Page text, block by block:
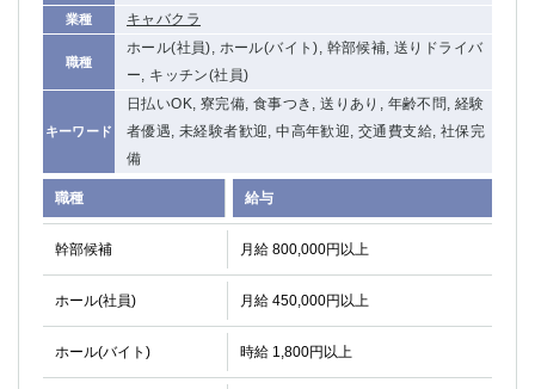
業種 キャバクラ
職種
ホール(社員), ホール(バイト), 幹部候補, 送りドライバ
ー, キッチン(社員)
キーワード
日払いOK, 寮完備, 食事つき, 送りあり, 年齢不問, 経験
者優遇, 未経験者歓迎, 中高年歓迎, 交通費支給, 社保完
備
職種 給与
幹部候補 月給 800,000円以上
ホール(社員) 月給 450,000円以上
ホール(バイト) 時給 1,800円以上
府中
ひばりヶ丘（北口）
学芸大学
吉祥寺（南口／公園口） 小作・羽村・福生エリア
自由が丘
吉祥寺（北口／東口）
四谷
錦糸町南口
下北沢・経堂
成増駅徒歩3分の好立地！①JR埼京線「赤羽駅」から徒歩2分 ②東
三軒茶屋（南口）
①歌舞伎町 ②新宿 ③新宿三丁目 ④西
①歌舞伎町 ②新宿 ③西部新宿 ③東新宿
①歌舞伎町 ②新宿
蒲田(西口)
清瀬（南口）
①東武練馬 ②成増・板橋 ③大山 ②池袋
池袋東口
金町
大井町